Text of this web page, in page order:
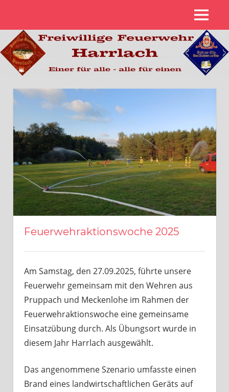
springen
Freiwillige
Feuerwehr
Harrlach
MENÜ
Feuerwehraktionswoche 2025
Am Samstag, den 27.09.2025, führte unsere
Feuerwehr gemeinsam mit den Wehren aus
Pruppach und Meckenlohe im Rahmen der
Feuerwehraktionswoche eine gemeinsame
Einsatzübung durch. Als Übungsort wurde in
diesem Jahr Harrlach ausgewählt.
Das angenommene Szenario umfasste einen
Brand eines landwirtschaftlichen Geräts auf